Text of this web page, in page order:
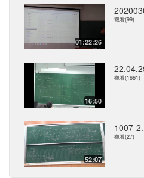
01:22:26
觀看(99)
16:50
觀看(1661)
52:07
1007-
觀看(27)